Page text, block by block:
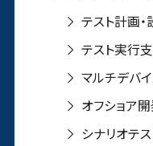
テスト計画
テスト実行
マルチデバイ
オフショア
シナリオテ